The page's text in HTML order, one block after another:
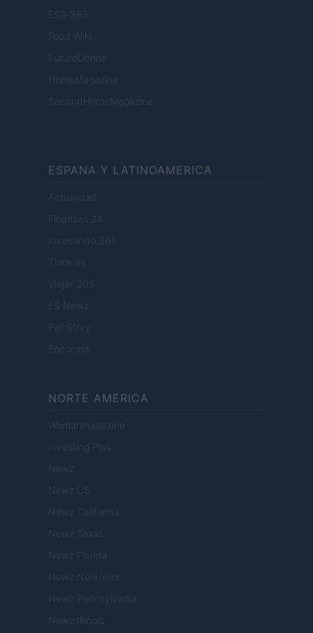
ESG 365
Food Wiki
FuturoDonna
HomeMagazine
SecondHomeMagazine
ESPANA Y LATINOAMERICA
Actualidad
Finanzas 24
Investindo 365
Think.es
Viajar 365
ES Newz
Pet Story
Encocina
NORTE AMERICA
Womanmagazine
Investing Plus
Newz
Newz US
Newz California
Newz Texas
Newz Florida
Newz New York
Newz Pennsylvania
Newz Illinois